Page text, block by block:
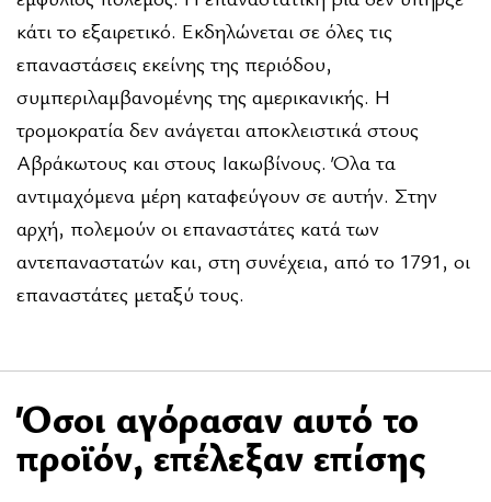
κάτι το εξαιρετικό. Εκδηλώνεται σε όλες τις
επαναστάσεις εκείνης της περιόδου,
συμπεριλαμβανομένης της αμερικανικής. Η
τρομοκρατία δεν ανάγεται αποκλειστικά στους
Αβράκωτους και στους Ιακωβίνους. Όλα τα
αντιμαχόμενα μέρη καταφεύγουν σε αυτήν. Στην
αρχή, πολεμούν οι επαναστάτες κατά των
αντεπαναστατών και, στη συνέχεια, από το 1791, οι
επαναστάτες μεταξύ τους.
Όσοι αγόρασαν αυτό το
προϊόν, επέλεξαν επίσης